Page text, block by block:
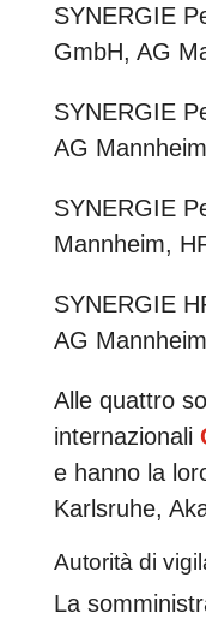
SYNERGIE
GmbH, AG
SYNERGIE
AG
SYNERGIE
Mannheim,
SYNERGIE
AG
Alle quattro
internazionali
e hanno la
Karlsruhe,
Autorità di
La